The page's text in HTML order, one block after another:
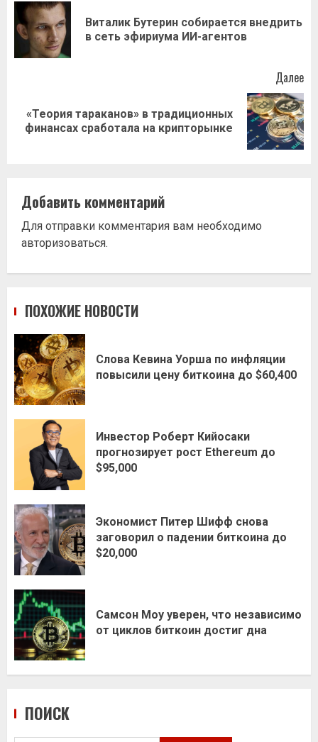
записи
Виталик Бутерин собирается внедрить
в сеть эфириума ИИ-агентов
Далее
Следующая
запись:
«Теория тараканов» в традиционных
финансах сработала на крипторынке
Добавить комментарий
Для отправки комментария вам необходимо
авторизоваться.
ПОХОЖИЕ НОВОСТИ
Слова Кевина Уорша по инфляции
повысили цену биткоина до $60,400
Инвестор Роберт Кийосаки
прогнозирует рост Ethereum до
$95,000
Экономист Питер Шифф снова
заговорил о падении биткоина до
$20,000
Самсон Моу уверен, что независимо
от циклов биткоин достиг дна
ПОИСК